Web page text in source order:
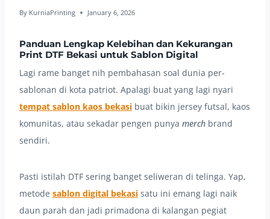
By KurniaPrinting January 6, 2026
Panduan Lengkap Kelebihan dan Kekurangan
Print DTF Bekasi untuk Sablon Digital
Lagi rame banget nih pembahasan soal dunia per-
sablonan di kota patriot. Apalagi buat yang lagi nyari
tempat sablon kaos bekasi buat bikin jersey futsal, kaos
komunitas, atau sekadar pengen punya merch brand
sendiri.
Pasti istilah DTF sering banget seliweran di telinga. Yap,
metode sablon digital bekasi satu ini emang lagi naik
daun parah dan jadi primadona di kalangan pegiat